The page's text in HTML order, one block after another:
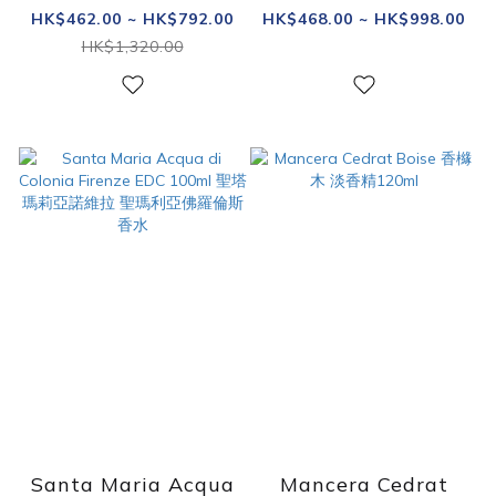
Summer 無盡夏日 淡
香水 30/100ml
HK$462.00 ~ HK$792.00
HK$1,320.00
園 淡香精 30/100ml
HK$468.00 ~ HK$998.00
Santa Maria Acqua Mancera Cedrat